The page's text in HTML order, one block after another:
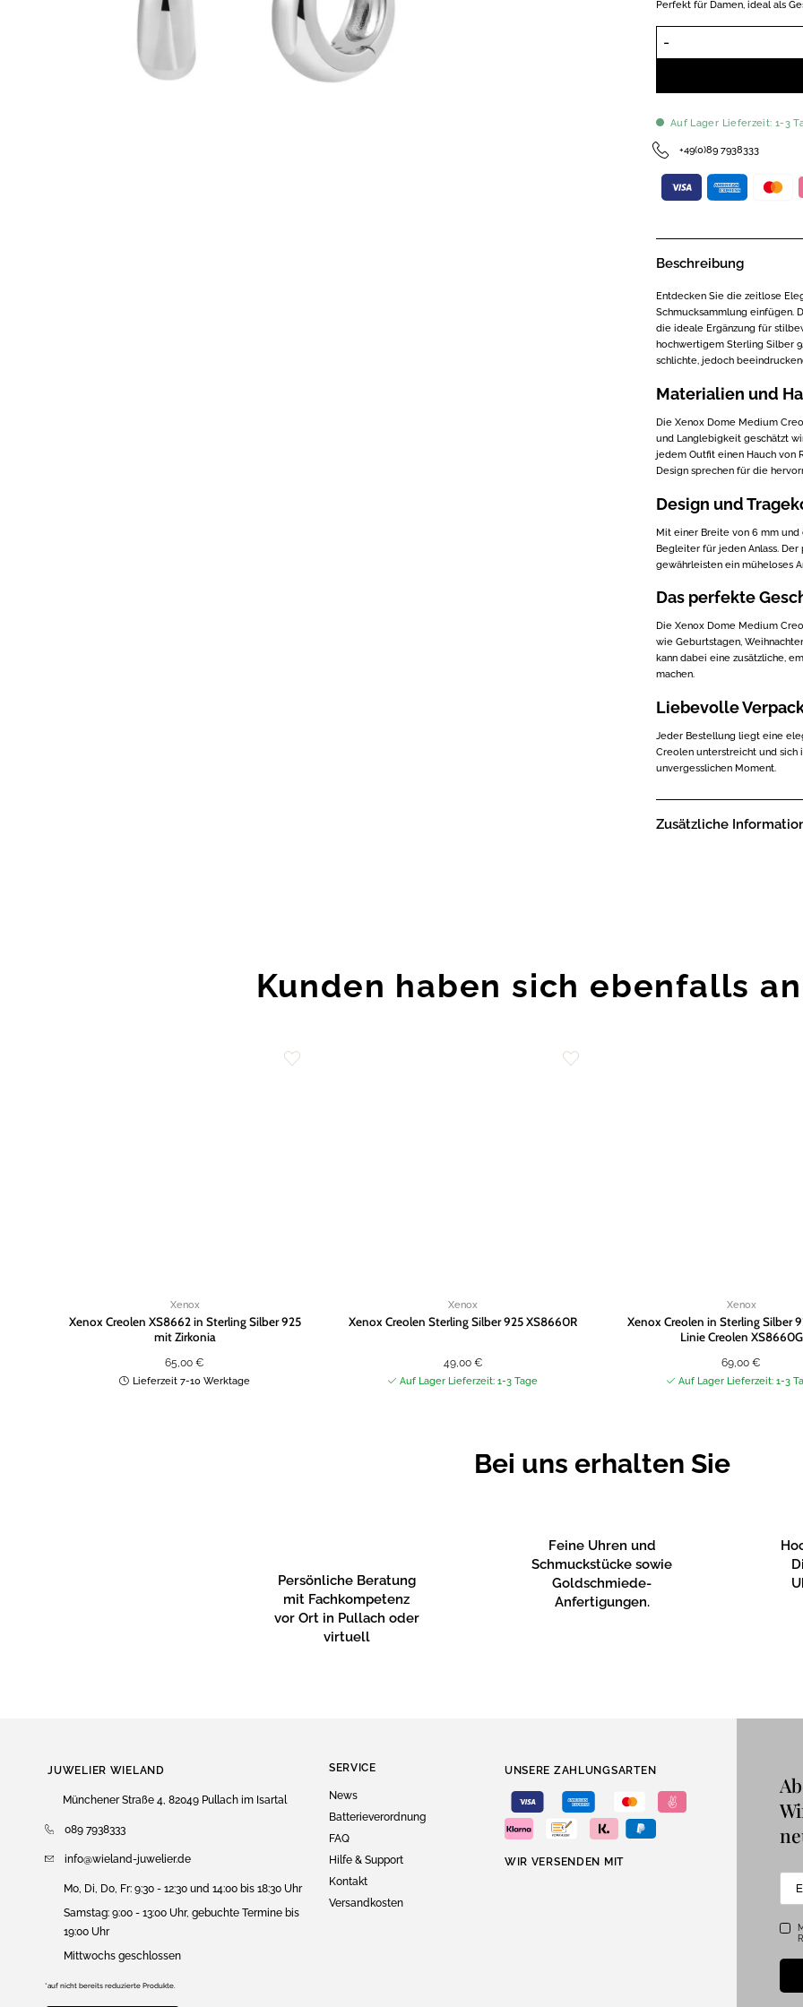
Perfekt für Damen, ideal als
Auf Lager Lieferzeit: 1-3
+49(0)89 7938333
Beschreibung
Entdecken Sie die zeitlose
Schmucksammlung einfügen.
die ideale Ergänzung für
hochwertigem Sterling Silber
schlichte, jedoch
Materialien und
Die Xenox Dome Medium
und Langlebigkeit geschätzt
jedem Outfit einen Hauch von
Design sprechen für die
Design und
Mit einer Breite von 6 mm
Begleiter für jeden Anlass.
gewährleisten ein müheloses
Das perfekte
Die Xenox Dome Medium
wie Geburtstagen,
kann dabei eine zusätzliche,
machen.
Liebevolle
Jeder Bestellung liegt eine
Creolen unterstreicht und sich
unvergesslichen Moment.
Zusätzliche
Kunden haben sich ebenfalls
Xenox
Xenox Creolen XS8662 in Sterling Silber 925
mit Zirkonia
65,00€
Lieferzeit 7-10 Werktage
Xenox
Xenox Creolen Sterling Silber 925 XS8660R
49,00 €
Auf Lager Lieferzeit: 1-3 Tage
Xenox
Xenox Creolen in Sterling Silber
Linie Creolen XS8660G
69,00€
Auf Lager Lieferzeit: 1-3
Bei uns erhalten Sie
Persönliche Beratung
mit Fachkompetenz
vor Ort in Pullach oder
virtuell
Feine Uhren und
Schmuckstücke sowie
Goldschmiede-
Anfertigungen.
JUWELIER WIELAND
Münchener Straße 4, 82049 Pullach im Isartal
089 7938333
info@wieland-juwelier.de
Mo, Di, Do, Fr: 9:30 - 12:30 und 14:00 bis 18:30 Uhr
Samstag: 9:00 - 13:00 Uhr, gebuchte Termine bis
19:00 Uhr
Mittwochs geschlossen
*auf nicht bereits reduzierte Produkte.
SERVICE
News
Batterieverordnung
FAQ
Hilfe & Support
Kontakt
Versandkosten
UNSERE ZAHLUNGSARTEN
WIR VERSENDEN MIT